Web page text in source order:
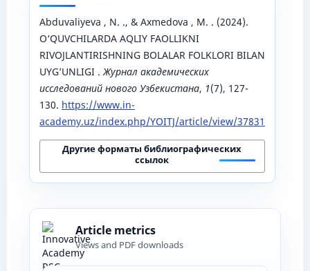
Abduvaliyeva , N. ., & Axmedova , M. . (2024).
O‘QUVCHILARDA AQLIY FAOLLIKNI
RIVOJLANTIRISHNING BOLALAR FOLKLORI BILAN
UYG’UNLIGI .Журнал академических
исследований нового Узбекистана, 1(7), 127-
130. https://www.in-
academy.uz/index.php/YOITJ/article/view/37831
Другие форматы библиографических
ссылок
Article metrics
Views and PDF downloads